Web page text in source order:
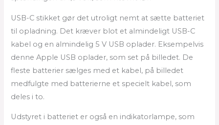
USB-C stikket gør det utroligt nemt at sætte batteriet
til opladning. Det kræver blot et almindeligt USB-C
kabel og en almindelig 5 V USB oplader. Eksempelvis
denne Apple USB oplader, som set på billedet. De
fleste batterier sælges med et kabel, på billedet
medfulgte med batterierne et specielt kabel, som
deles i to.
Udstyret i batteriet er også en indikatorlampe, som